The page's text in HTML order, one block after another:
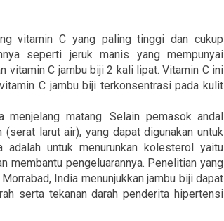
vitamin C yang paling tinggi dan cukup
seperti jeruk manis yang mempunyai
vitamin C jambu biji 2 kali lipat. Vitamin C ini
C jambu biji terkonsentrasi pada kulit
menjelang matang. Selain pemasok andal
larut air), yang dapat digunakan untuk
untuk menurunkan kolesterol yaitu
membantu pengeluarannya. Penelitian yang
India menunjukkan jambu biji dapat
serta tekanan darah penderita hipertensi